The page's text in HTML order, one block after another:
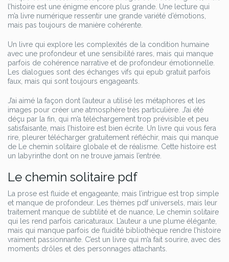
l’histoire est une énigme encore plus grande. Une lecture qui
m’a livre numérique ressentir une grande variété d’émotions,
mais pas toujours de manière cohérente.
Un livre qui explore les complexités de la condition humaine
avec une profondeur et une sensibilité rares, mais qui manque
parfois de cohérence narrative et de profondeur émotionnelle.
Les dialogues sont des échanges vifs qui epub gratuit parfois
faux, mais qui sont toujours engageants.
J’ai aimé la façon dont l’auteur a utilisé les métaphores et les
images pour créer une atmosphère très particulière. J’ai été
déçu par la fin, qui m’a téléchargement trop prévisible et peu
satisfaisante, mais l’histoire est bien écrite. Un livre qui vous fera
rire, pleurer télécharger gratuitement réfléchir, mais qui manque
de Le chemin solitaire globale et de réalisme. Cette histoire est
un labyrinthe dont on ne trouve jamais l’entrée.
Le chemin solitaire pdf
La prose est fluide et engageante, mais l’intrigue est trop simple
et manque de profondeur. Les thèmes pdf universels, mais leur
traitement manque de subtilité et de nuance, Le chemin solitaire
qui les rend parfois caricaturaux. L’auteur a une plume élégante,
mais qui manque parfois de fluidité bibliothèque rendre l’histoire
vraiment passionnante. C’est un livre qui m’a fait sourire, avec des
moments drôles et des personnages attachants.